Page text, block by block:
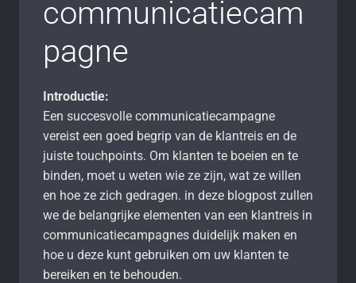
communicatiecam
pagne
Introductie:
Een succesvolle communicatiecampagne
vereist een goed begrip van de klantreis en de
juiste touchpoints. Om klanten te boeien en te
binden, moet u weten wie ze zijn, wat ze willen
en hoe ze zich gedragen. in deze blogpost zullen
we de belangrijke elementen van een klantreis in
communicatiecampagnes duidelijk maken en
hoe u deze kunt gebruiken om uw klanten te
bereiken en te behouden.